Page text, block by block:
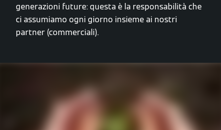
generazioni future: questa è la responsabilità che
ci assumiamo ogni giorno insieme ai nostri
partner (commerciali).